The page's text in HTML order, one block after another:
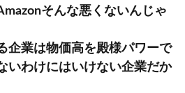
そんな悪くないんじゃ
企業は物価高を殿様パワーで
いわけにはいけない企業だか